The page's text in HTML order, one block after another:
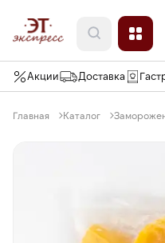
Акции Доставка
Главная Каталог